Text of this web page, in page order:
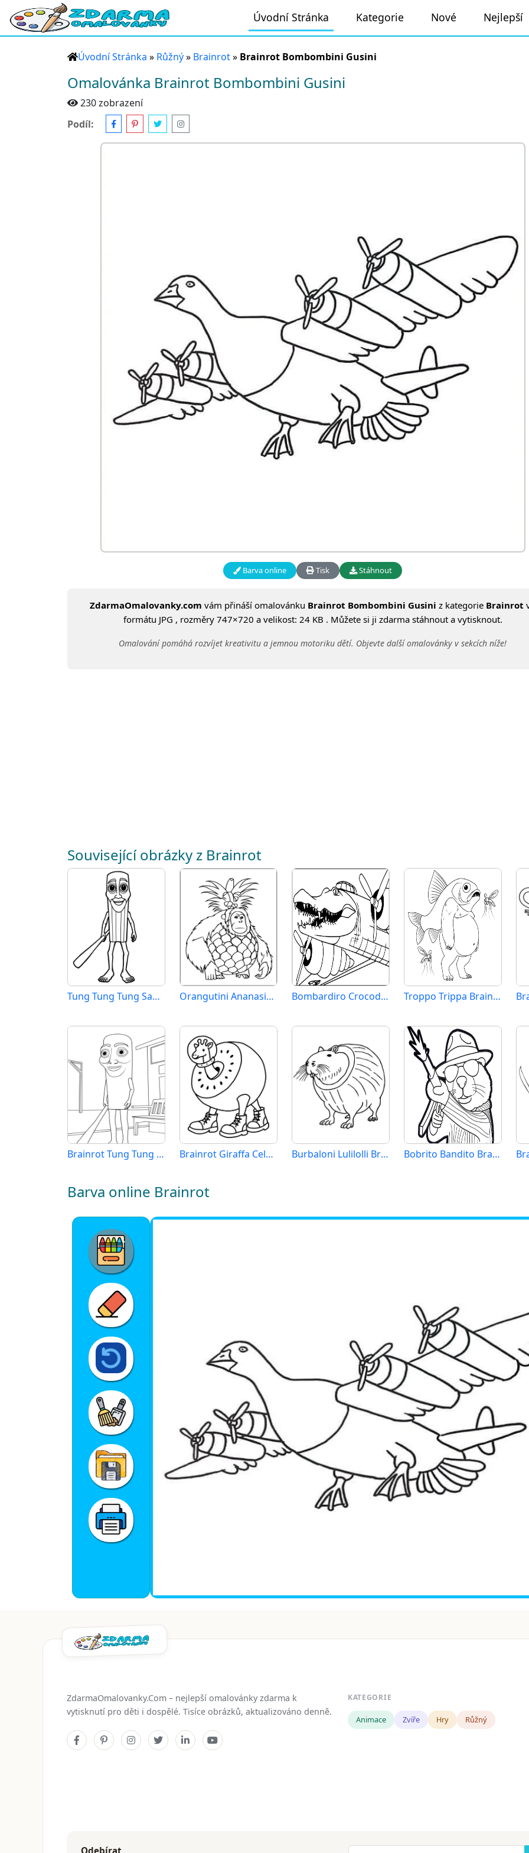
Úvodní Stránka Kategorie Nové Nejlepší
Úvodní Stránka » Růžný» Brainrot» Brainrot Bombombini Gusini
Omalovánka Brainrot Bombombini Gusini
230 zobrazení
Podíl:
Barva online Tisk Stáhnout
ZdarmaOmalovanky.com vám přináší omalovánku Brainrot Bombombini Gusini z kategorie Brainrot
formátu JPG , rozměry 747×720 a velikost: 24 KB . Můžete si ji zdarma stáhnout a vytisknout.
Omalování pomáhá rozvíjet kreativitu a jemnou motoriku dětí. Objevte další omalovánky v sekcích níže!
Související obrázky z Brainrot
Tung Tung Tung Sahur Orangutini Ananasini Brainrot Bombardiro Crocodillo Brainrot Troppo Trippa Brainrot
Brainrot Tung Tung Tung Sahur Brainrot Giraffa Celeste Burbaloni Lulilolli Brainrot Bobrito Bandito Brainrot
Barva online Brainrot
ZdarmaOmalovanky.Com – nejlepší omalovánky zdarma k
vytisknutí pro děti i dospělé. Tisíce obrázků, aktualizováno denně.
KATEGORIE
Animace Zvíře Hry Růžný
Odebírat